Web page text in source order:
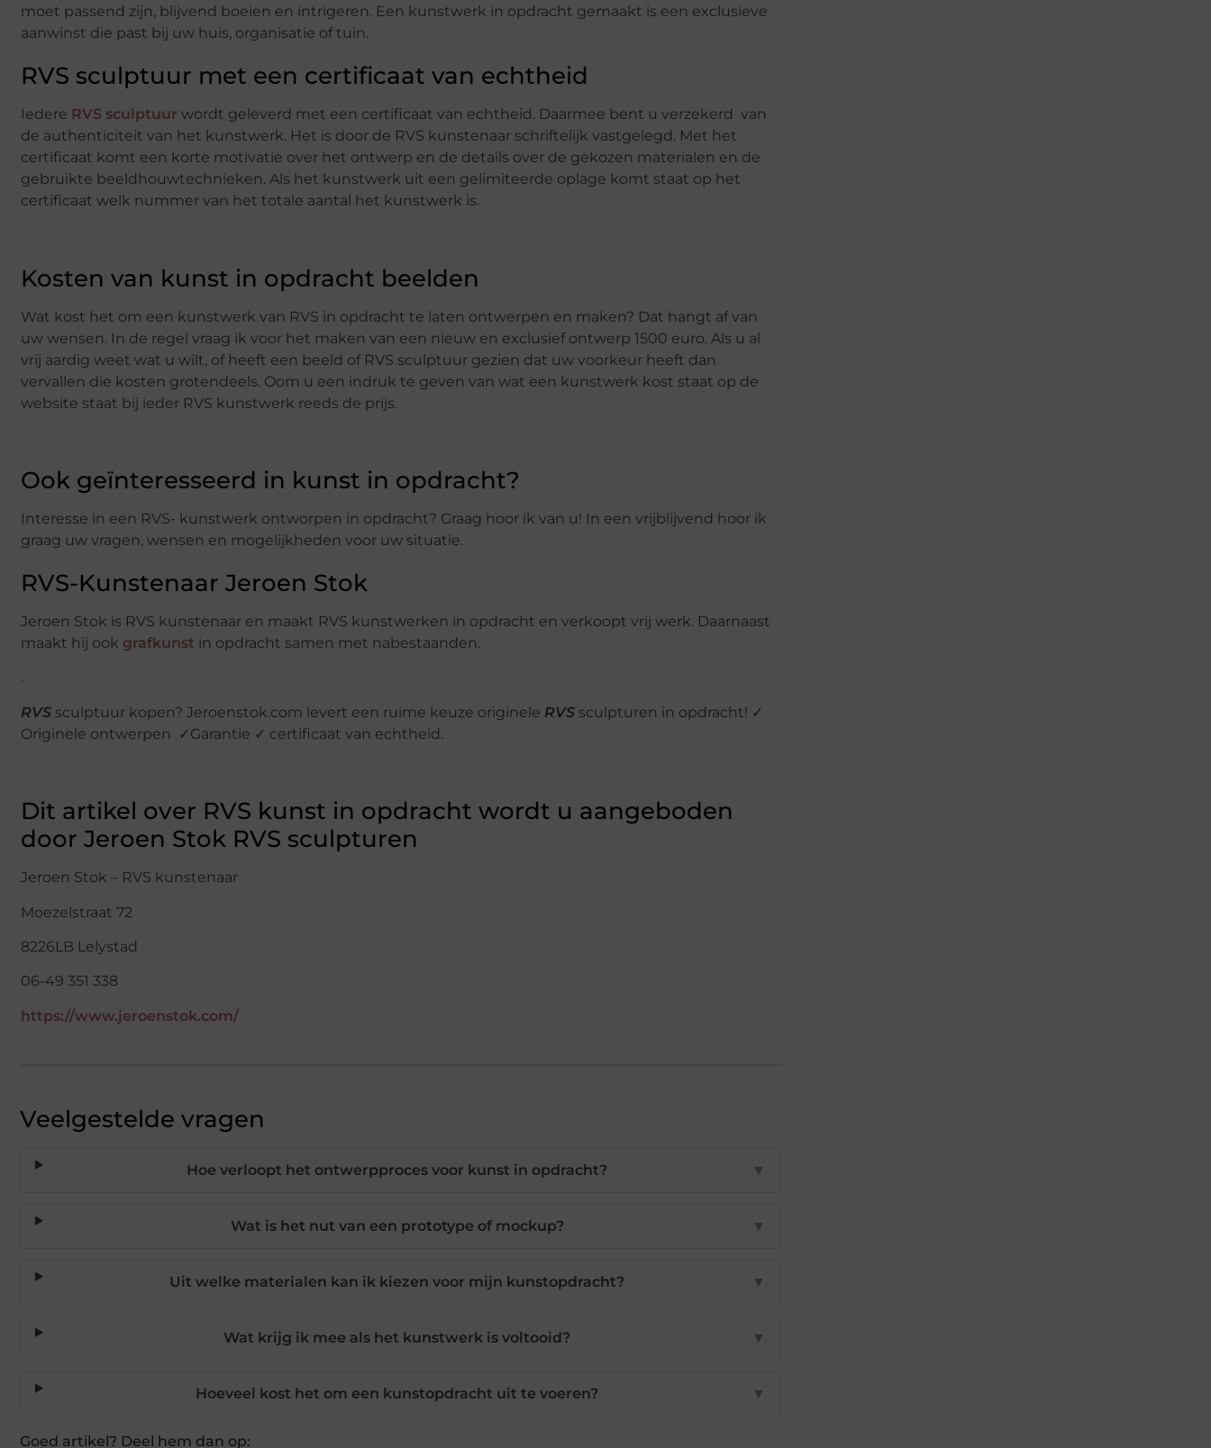
moet passend zijn, blijvend boeien en intrigeren. Een kunstwerk in opdracht gemaakt is een exclusieve
aanwinst die past bij uw huis, organisatie of tuin.
RVS sculptuur met een certificaat van echtheid
Iedere RVS sculptuur wordt geleverd met een certificaat van echtheid. Daarmee bent u verzekerd van
de authenticiteit van het kunstwerk. Het is door de RVS kunstenaar schriftelijk vastgelegd. Met het
certificaat komt een korte motivatie over het ontwerp en de details over de gekozen materialen en de
gebruikte beeldhouwtechnieken. Als het kunstwerk uit een gelimiteerde oplage komt staat op het
certificaat welk nummer van het totale aantal het kunstwerk is.
Kosten van kunst in opdracht beelden
Wat kost het om een kunstwerk van RVS in opdracht te laten ontwerpen en maken? Dat hangt af van
uw wensen. In de regel vraag ik voor het maken van een nieuw en exclusief ontwerp 1500 euro. Als u al
vrij aardig weet wat u wilt, of heeft een beeld of RVS sculptuur gezien dat uw voorkeur heeft dan
vervallen die kosten grotendeels. Oom u een indruk te geven van wat een kunstwerk kost staat op de
website staat bij ieder RVS kunstwerk reeds de prijs.
Ook geïnteresseerd in kunst in opdracht?
Interesse in een RVS- kunstwerk ontworpen in opdracht? Graag hoor ik van u! In een vrijblijvend hoor ik
graag uw vragen, wensen en mogelijkheden voor uw situatie.
RVS-Kunstenaar Jeroen Stok
Jeroen Stok is RVS kunstenaar en maakt RVS kunstwerken in opdracht en verkoopt vrij werk. Daarnaast
maakt hij ook grafkunst in opdracht samen met nabestaanden.
.
RVS sculptuur kopen? Jeroenstok.com levert een ruime keuze originele RVS sculpturen in opdracht! ✓
Originele ontwerpen ✓Garantie ✓ certificaat van echtheid.
Dit artikel over RVS kunst in opdracht wordt u aangeboden
door Jeroen Stok RVS sculpturen
Jeroen Stok – RVS kunstenaar
Moezelstraat 72
8226LB Lelystad
06-49 351 338
https://www.jeroenstok.com/
Veelgestelde vragen
Hoe verloopt het ontwerpproces voor kunst in opdracht? ▼
Wat is het nut van een prototype of mockup? ▼
Uit welke materialen kan ik kiezen voor mijn kunstopdracht? ▼
Wat krijg ik mee als het kunstwerk is voltooid? ▼
Hoeveel kost het om een kunstopdracht uit te voeren? ▼
Goed artikel? Deel hem dan op: